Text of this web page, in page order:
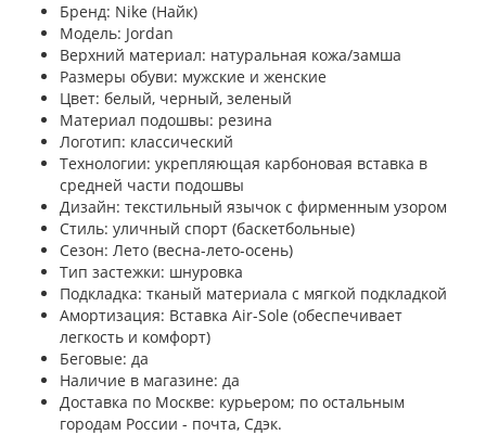
Бренд: Nike (Найк)
Модель: Jordan
Верхний материал: натуральная кожа/замша
Размеры обуви: мужские и женские
Цвет: белый, черный, зеленый
Материал подошвы: резина
Логотип: классический
Технологии: укрепляющая карбоновая вставка в
средней части подошвы
Дизайн: текстильный язычок с фирменным узором
Стиль: уличный спорт (баскетбольные)
Сезон: Лето (весна-лето-осень)
Тип застежки: шнуровка
Подкладка: тканый материала с мягкой подкладкой
Амортизация: Вставка Air-Sole (обеспечивает
легкость и комфорт)
Беговые: да
Наличие в магазине: да
Доставка по Москве: курьером; по остальным
городам России - почта, Сдэк.